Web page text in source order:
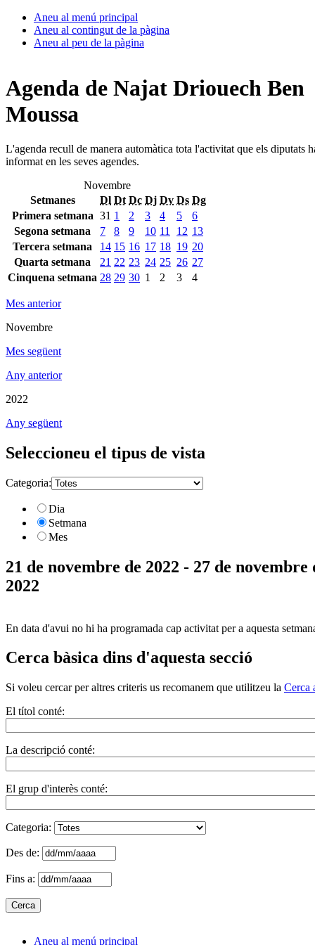
Aneu al menú principal
Aneu al contingut de la pàgina
Aneu al peu de la pàgina
Agenda de Najat Driouech Ben
Moussa
L'agenda recull de manera automàtica tota l'activitat que els diputats
informat en les seves agendes.
Novembre
Setmanes
Dl Dt Dc Dj Dv Ds Dg
Primera setmana 31 1 2 3 4 5
6
Segona setmana
7 8 9 10 11 12 13
Tercera setmana
14 15 16 17 18 19 20
Quarta setmana
21 22 23 24 25 26 27
Cinquena setmana 28 29 30 1 2 3 4
Mes anterior
Novembre
Mes següent
Any anterior
2022
Any següent
Seleccioneu el tipus de vista
Categoria:
Dia
Setmana
Mes
21 de novembre de 2022 - 27 de novembre
2022
En data d'avui no hi ha programada cap activitat per a aquesta
Cerca bàsica dins d'aquesta secció
Si voleu cercar per altres criteris us recomanem que utilitzeu la Cerca
El títol conté:
La descripció conté:
El grup d'interès conté:
Categoria:
Des de:
Fins a:
Aneu al menú principal